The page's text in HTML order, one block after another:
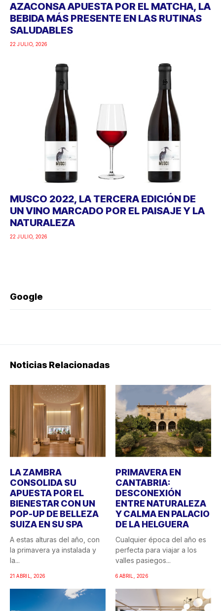
AZACONSA APUESTA POR EL MATCHA, LA
BEBIDA MÁS PRESENTE EN LAS RUTINAS
SALUDABLES
22 JULIO, 2026
MUSCO 2022, LA TERCERA EDICIÓN DE
UN VINO MARCADO POR EL PAISAJE Y LA
NATURALEZA
22 JULIO, 2026
Google
Noticias Relacionadas
LA ZAMBRA
CONSOLIDA SU
APUESTA POR EL
BIENESTAR CON UN
POP-UP DE BELLEZA
SUIZA EN SU SPA
A estas alturas del año, con
la primavera ya instalada y
la...
21 ABRIL, 2026
PRIMAVERA EN
CANTABRIA:
DESCONEXIÓN
ENTRE NATURALEZA
Y CALMA EN PALACIO
DE LA HELGUERA
Cualquier época del año es
perfecta para viajar a los
valles pasiegos...
6 ABRIL, 2026